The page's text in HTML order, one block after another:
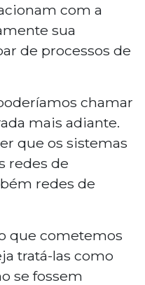
com a
sua
de processos de
chamar
mais adiante.
que os sistemas
redes de
redes de
que cometemos
tratá-las como
se fossem